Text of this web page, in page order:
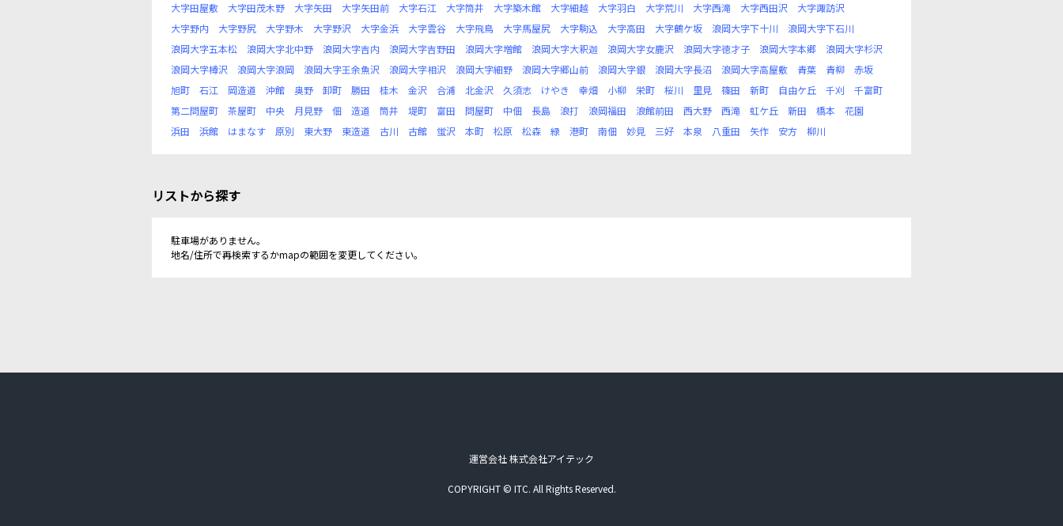
大字田屋敷
大字田茂木野 大字矢田 大字矢田前 大字石江 大字筒井 大字築木館 大字細越 大字羽白 大字荒川 大字西滝 大字西田沢
大字諏訪沢
大字野内
大字野尻 大字野木 大字野沢 大字金浜 大字雲谷 大字飛鳥 大字馬屋尻 大字駒込 大字高田 大字鶴ケ坂 浪岡大字下十川
浪岡大字下石川
浪岡大字五本松
浪岡大字北中野 浪岡大字吉内 浪岡大字吉野田 浪岡大字増館 浪岡大字大釈迦 浪岡大字女鹿沢 浪岡大字徳才子 浪岡大字本郷
浪岡大字杉沢
浪岡大字樽沢
浪岡大字浪岡 浪岡大字王余魚沢 浪岡大字相沢 浪岡大字細野 浪岡大字郷山前 浪岡大字銀 浪岡大字長沼 浪岡大字高屋敷 青葉 青柳
赤坂
旭町
石江 岡造道 沖館 奥野 卸町 勝田 桂木 金沢 合浦 北金沢 久須志 けやき 幸畑 小柳 栄町 桜川 里見 篠田 新町 自由ケ丘 千刈
千富町
第二問屋町
茶屋町 中央 月見野 佃 造道 筒井 堤町 富田 問屋町 中佃 長島 浪打 浪岡福田 浪館前田 西大野 西滝 虹ケ丘 新田 橋本
花園
浜田
浜館 はまなす 原別 東大野 東造道 古川 古館 蛍沢 本町 松原 松森 緑 港町 南佃 妙見 三好 本泉 八重田 矢作 安方 柳川
リストから探す
駐車場がありません。
地名/住所で再検索するかmapの範囲を変更してください。
運営会社 株式会社アイテック
COPYRIGHT © ITC. All Rights Reserved.